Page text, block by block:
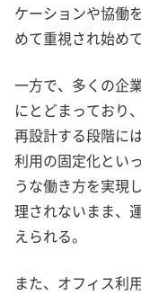
ケーションや協働
めて重視され始め
一方で、多くの企
にとどまっており
再設計する段階に
利用の固定化とい
うな働き方を実現
理されないまま、
えられる。
また、オフィス利